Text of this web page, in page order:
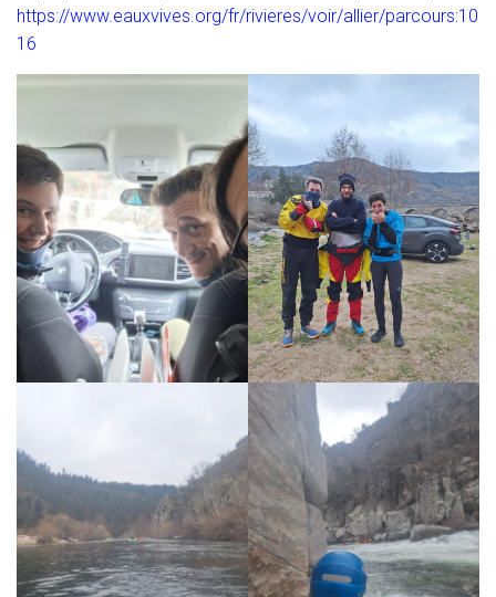
https://www.eauxvives.org/fr/rivieres/voir/allier/parcours:10
16